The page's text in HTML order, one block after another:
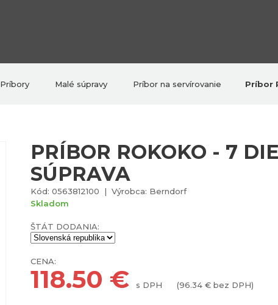
Príbory Malé súpravy Príbor na servírovanie Príbor
PRÍBOR ROKOKO - 7
SÚPRAVA
Kód: 0563812100 | Výrobca: Berndorf
Skladom
ŠTÁT DODANIA:
CENA:
118.50 € s DPH (96.34€ bez DPH)